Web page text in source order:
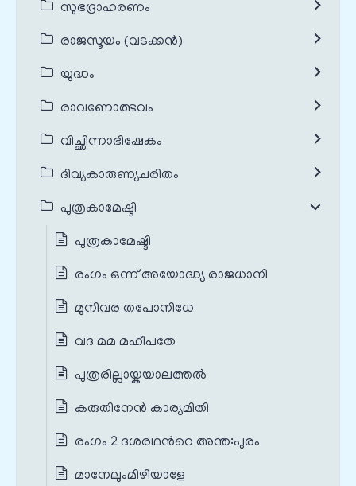
സുഭദ്രാഹരണം
രാജസൂയം (വടക്കൻ)
യുദ്ധം
രാവണോത്ഭവം
വിച്ഛിന്നാഭിഷേകം
ദിവ്യകാരുണ്യചരിതം
പുത്രകാമേഷ്ടി
പുത്രകാമേഷ്ടി
രംഗം ഒന്ന് അയോദ്ധ്യ രാജധാനി
മുനിവര തപോനിധേ
വദ മമ മഹീപതേ
പുത്രരില്ലായ്കയാലത്തൽ
കരുതിനേൻ കാര്യമിതി
രംഗം 2 ദശരഥന്‍റെ അന്ത:പുരം
മാനേലുംമിഴിയാളേ